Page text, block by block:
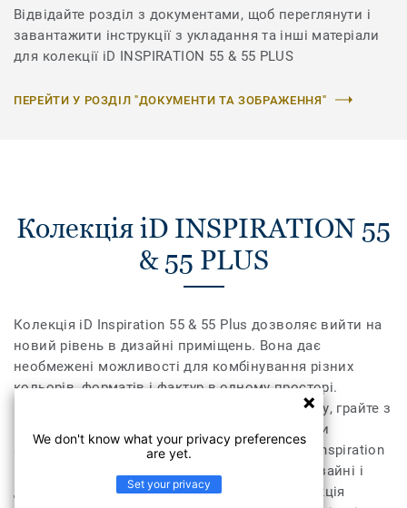
Відвідайте розділ з документами, щоб переглянути і
завантажити інструкції з укладання та інші матеріали
для колекції iD INSPIRATION 55 & 55 PLUS
ПЕРЕЙТИ У РОЗДІЛ "ДОКУМЕНТИ ТА ЗОБРАЖЕННЯ"
Колекція iD INSPIRATION 55
& 55 PLUS
Колекція iD Inspiration 55 & 55 Plus дозволяє вийти на
новий рівень в дизайні приміщень. Вона дає
необмежені можливості для комбінування різних
кольорів, форматів і фактур в одному просторі.
Поєднайте текстуру дерева, каміння та металу, грайте з
різними відтінками, доповніть їх необхідними
аксесуарами – плінтусами та профілями. iD Inspiration
55 & 55 Plus розсуває межі дозволеного у дизайні і
дозволяє створити інтер’єр вашої мрії. Колекція
We don't know what your privacy preferences
are yet.
Set your privacy